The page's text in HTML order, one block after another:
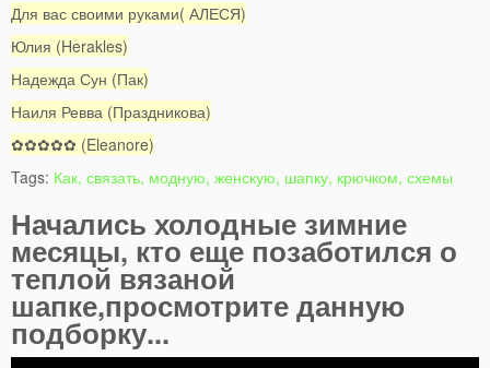
Для вас своими руками( АЛЕСЯ)
Юлия (Herakles)
Надежда Сун (Пак)
Наиля Ревва (Праздникова)
✿✿✿✿✿ (Eleanore)
Tags: Как, связать, модную, женскую, шапку, крючком, схемы
Начались холодные зимние
месяцы, кто еще позаботился о
теплой вязаной
шапке,просмотрите данную
подборку...